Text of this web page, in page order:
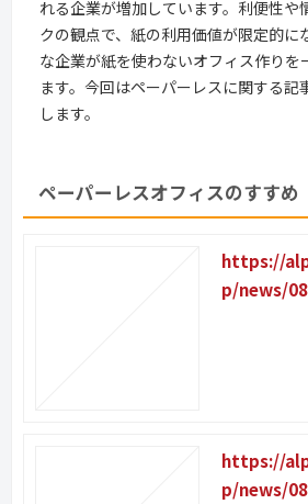
れる企業が増加しています。利便性や
クの観点で、紙の利用価値が限定的に
な企業が紙を使わないオフィス作りを
ます。今回はペーパーレスに関する記
します。
ペーパーレスオフィスのすすめ
https://
p/news/
https://
p/news/